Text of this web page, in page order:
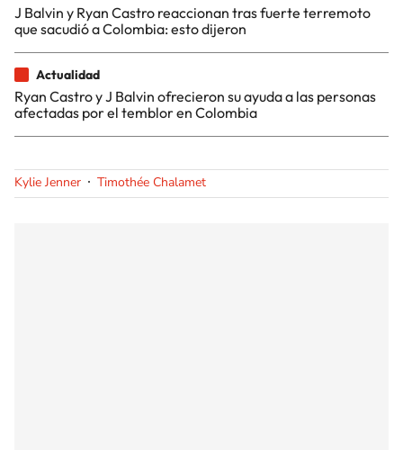
J Balvin y Ryan Castro reaccionan tras fuerte terremoto
que sacudió a Colombia: esto dijeron
Actualidad
Ryan Castro y J Balvin ofrecieron su ayuda a las personas
afectadas por el temblor en Colombia
Kylie Jenner Timothée Chalamet